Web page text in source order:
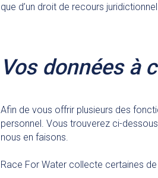
que d’un droit de recours
Vos données à
Afin de vous offrir plusieurs des
personnel. Vous trouverez ci-
nous en faisons.
Race For Water collecte certaines